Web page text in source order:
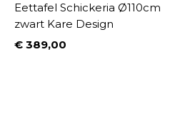
Eettafel Schickeria Ø110cm
zwart Kare Design
Prijs
€ 389,00